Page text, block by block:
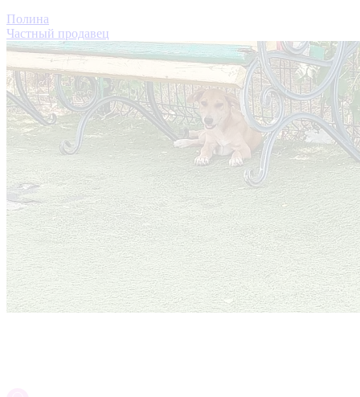
Полина
Частный продавец